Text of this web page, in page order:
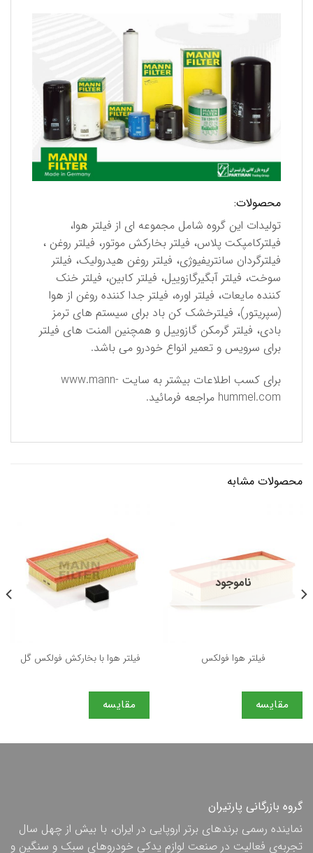
محصولات:
تولیدات این گروه شامل مجموعه ای از فیلتر هوا،
فیلترکامپکت پلاس، فیلتر بخارکش موتور، فیلتر روغن ،
فیلترگردان سانتریفیوژی، فیلتر روغن هیدرولیک، فیلتر
سوخت، فیلتر آبگیرگازوییل، فیلتر کابین، فیلتر خنک
کننده مایعات، فیلتر اوره، فیلتر جدا کننده روغن از هوا
(سپریتور)، فیلترخشک کن باد برای سیستم های ترمز
بادی، فیلتر گرمکن گازوییل و همچنین المنت های فیلتر
برای سرویس و تعمیر انواع خودرو می باشد.
برای كسب اطلاعات بیشتر به سایت www.mann-
hummel.com مراجعه فرمائید.
محصولات مشابه
ناموجود
فیلتر هوا فولكس
مقایسه
فیلتر هوا با بخاركش فولكس گل
مقایسه
گروه بازرگانی پارتیران
نماینده رسمی برندهای برتر اروپایی در ایران، با بیش از چهل سال
تجربه‌ی فعالیت در صنعت لوازم یدکی خودروهای سبک و سنگین و